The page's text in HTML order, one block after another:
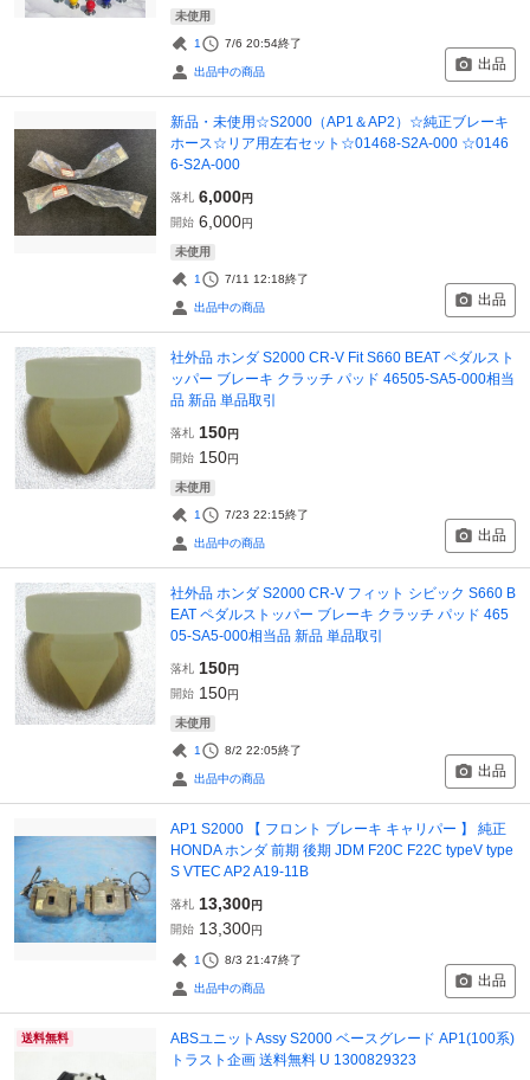
未使用
1 7/6 20:54終了
出品中の商品 出品
新品・未使用☆S2000（AP1＆AP2）☆純正ブレーキ
ホース☆リア用左右セット☆01468-S2A-000 ☆0146
6-S2A-000
落札 6,000円
開始 6,000円
未使用
1 7/11 12:18終了
出品中の商品 出品
社外品 ホンダ S2000 CR-V Fit S660 BEAT ペダルスト
ッパー ブレーキ クラッチ パッド 46505-SA5-000相当
品 新品 単品取引
落札 150円
開始 150円
未使用
1 7/23 22:15終了
出品中の商品 出品
社外品 ホンダ S2000 CR-V フィット シビック S660 B
EAT ペダルストッパー ブレーキ クラッチ パッド 465
05-SA5-000相当品 新品 単品取引
落札 150円
開始 150円
未使用
1 8/2 22:05終了
出品中の商品 出品
AP1 S2000 【 フロント ブレーキ キャリパー 】 純正
HONDA ホンダ 前期 後期 JDM F20C F22C typeV type
S VTEC AP2 A19-11B
落札 13,300円
開始 13,300円
1 8/3 21:47終了
出品中の商品 出品
送料無料
ABSユニットAssy S2000 ベースグレード AP1(100系)
トラスト企画 送料無料 U 1300829323